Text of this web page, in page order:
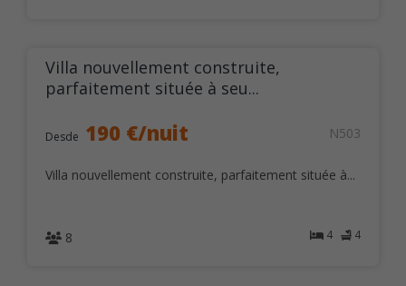
Villa nouvellement construite,
parfaitement située à seu...
Desde 190 €/nuit N503
Villa nouvellement construite, parfaitement située à...
4 4
8